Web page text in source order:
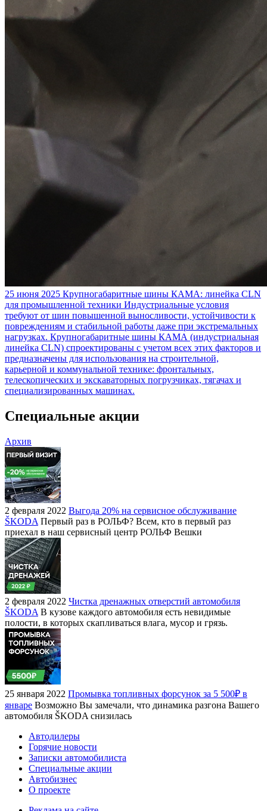
25 июня 2025 Крупногабаритные шины КАМА: линейка CLN
для промышленной техники Индустриальные условия
требуют от шин повышенной выносливости, устойчивости к
повреждениям и стабильной работы даже при экстремальных
нагрузках. Крупногабаритные шины КАМА (индустриальная
линейка CLN) спроектированы с учетом всех этих факторов и
предназначены для использования на строительной,
карьерной и коммунальной технике: фронтальных,
телескопических и экскаваторных погрузчиках, тягачах и
специализированных машинах.
Специальные акции
Архив
2 февраля 2022 Выгода 20% на сервисное обслуживание
ŠKODA Первый раз в РОЛЬФ? Всем, кто в первый раз
приехал в наш сервисный центр РОЛЬФ Вешки
2 февраля 2022 Чистка дренажных отверстий автомобиля
ŠKODA В кузове каждого автомобиля есть невидимые
полости, в которых скапливаться влага, мусор и грязь.
25 января 2022 Промывка топливных форсунок за 5 500₽ в
январе Возможно Вы замечали, что динамика разгона Вашего
автомобиля ŠKODA снизилась
Автодилеры
Горячие новости
Записки автомобилиста
Специальные акции
Автобизнес
О проекте